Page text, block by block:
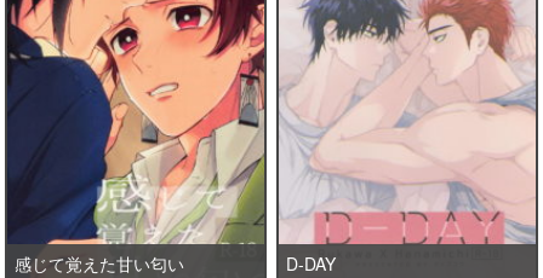
感じて覚えた甘い匂い D-DAY